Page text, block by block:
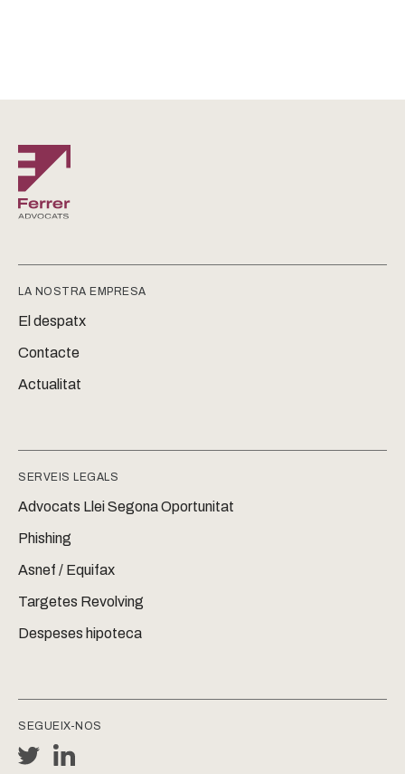
LA NOSTRA EMPRESA
El despatx
Contacte
Actualitat
SERVEIS LEGALS
Advocats Llei Segona Oportunitat
Phishing
Asnef / Equifax
Targetes Revolving
Despeses hipoteca
SEGUEIX-NOS